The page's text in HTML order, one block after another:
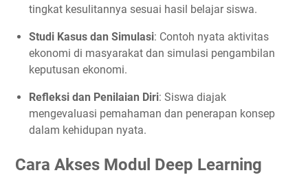
tingkat kesulitannya sesuai hasil belajar siswa.
Studi Kasus dan Simulasi: Contoh nyata aktivitas
ekonomi di masyarakat dan simulasi pengambilan
keputusan ekonomi.
Refleksi dan Penilaian Diri: Siswa diajak
mengevaluasi pemahaman dan penerapan konsep
dalam kehidupan nyata.
Cara Akses Modul Deep Learning